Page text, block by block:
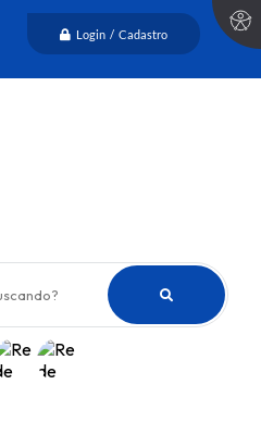
Login / Cadastro